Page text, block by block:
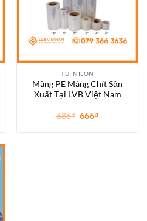
TÚI NILON
Màng PE Màng Chít Sản
Xuất Tại LVB Việt Nam
686₫ Giá
là:
666₫Giá
tại